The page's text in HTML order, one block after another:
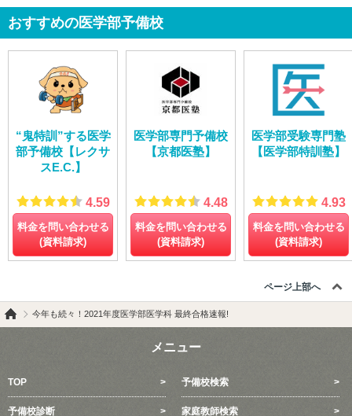
おすすめの医学部予備校
“鬼特訓”する医学
部予備校【レクサ
スE.C.】
4.59
料金を問い合わせる
(資料請求)
医学部専門予備校
【京都医塾】
4.48
料金を問い合わせる
(資料請求)
医学部受験専門塾
【医学部特訓塾】
4.93
料金を問い合わせる
(資料請求)
ページ上部へ
今年も続々！2021年度医学部医学科 最終合格速報!
メニュー
TOP 予備校検索
予備校診断 家庭教師検索